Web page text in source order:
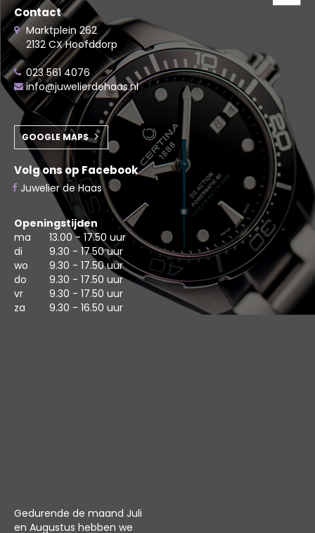
Contact
Marktplein 262
2132 CX Hoofddorp
023 561 4076
info@juwelierdehaas.nl
GOOGLE MAPS
Volg ons op Facebook
Juwelier de Haas
Openingstijden
ma
13.00 - 17.50 uur
di
9.30 - 17.50 uur
wo
9.30 - 17.50 uur
do
9.30 - 17.50 uur
vr
9.30 - 17.50 uur
za
9.30 - 16.50 uur
Gedurende de maand Juli
en Augustus hebben we